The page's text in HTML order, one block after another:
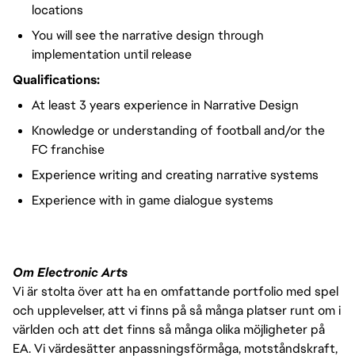
locations
You will see the narrative design through
implementation until release
Qualifications:
At least 3 years experience in Narrative Design
Knowledge or understanding of football and/or the
FC franchise
Experience writing and creating narrative systems
Experience with in game dialogue systems
Om Electronic Arts
Vi är stolta över att ha en omfattande portfolio med spel
och upplevelser, att vi finns på så många platser runt om i
världen och att det finns så många olika möjligheter på
EA. Vi värdesätter anpassningsförmåga, motståndskraft,